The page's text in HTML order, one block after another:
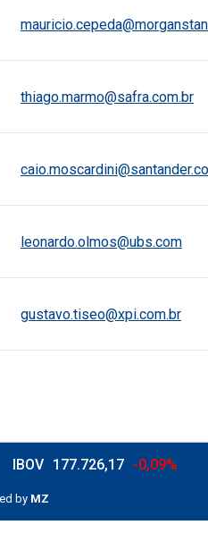
thiago.marmo@safra.com.br
leonardo.olmos@ubs.com
gustavo.tiseo@xpi.com.br
IBOV 177.726,17 -0,09%
by MZ